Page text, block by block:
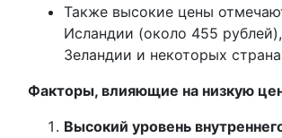
Также высокие цены
Исландии (около 455
Зеландии и некоторых
Факторы, влияющие на низкую
Высокий уровень